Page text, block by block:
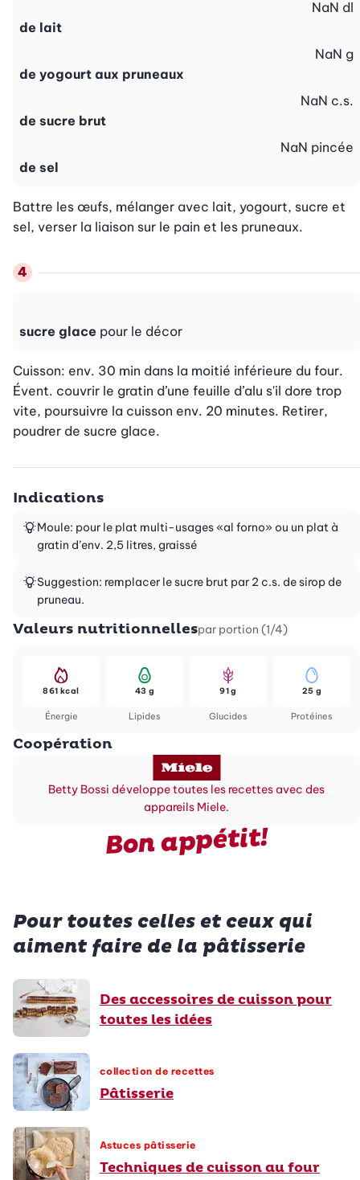
de lait
NaN dl
de yogourt aux pruneaux
NaN g
de sucre brut
NaN c.s.
de sel
NaN pincée
Battre les œufs, mélanger avec lait, yogourt, sucre et
sel, verser la liaison sur le pain et les pruneaux.
sucre glace pour le décor
Cuisson: env. 30 min dans la moitié inférieure du four.
Évent. couvrir le gratin d’une feuille d’alu s'il dore trop
vite, poursuivre la cuisson env. 20 minutes. Retirer,
poudrer de sucre glace.
Indications
Moule: pour le plat multi-usages «al forno» ou un plat à
gratin d’env. 2,5 litres, graissé
Suggestion: remplacer le sucre brut par 2 c.s. de sirop de
pruneau.
Valeurs nutritionnellespar portion (1/4)
Énergie
861 kcal
Lipides
43 g
Glucides
91 g
Protéines
25 g
Coopération
Betty Bossi développe toutes les recettes avec des
appareils Miele.
Bon appétit!
Pour toutes celles et ceux qui
aiment faire de la pâtisserie
Des accessoires de cuisson pour
toutes les idées
collection de recettes
Pâtisserie
Astuces pâtisserie
Techniques de cuisson au four